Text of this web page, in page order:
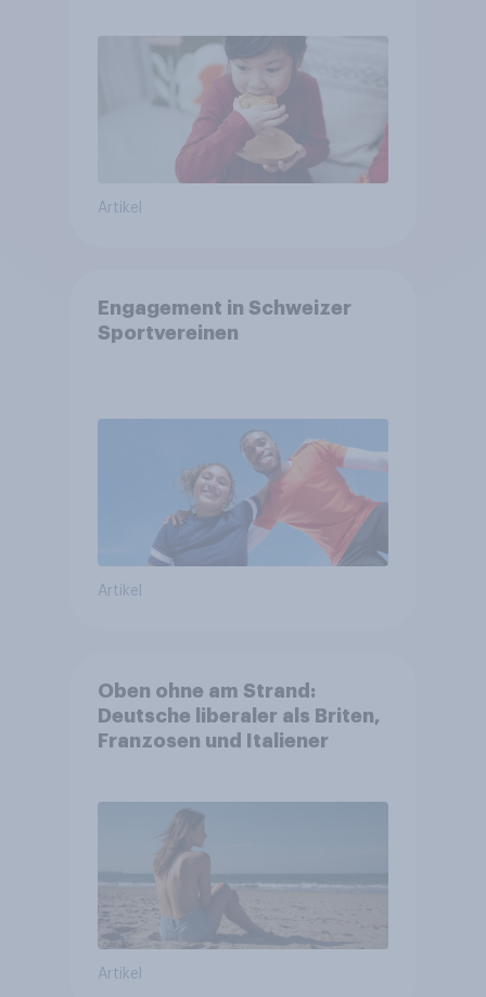
Artikel
Engagement in Schweizer
Sportvereinen
Artikel
Oben ohne am Strand:
Deutsche liberaler als Briten,
Franzosen und Italiener
Artikel